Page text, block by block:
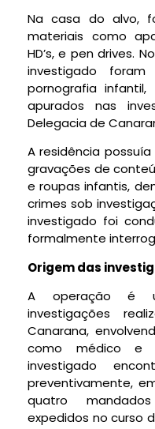
Na casa do alvo,
materiais como
HD’s, e pen drives.
investigado
pornografia
apurados nas
Delegacia de
A residência
gravações de
e roupas infantis,
crimes sob
investigado foi
formalmente
Origem das
A operação é
investigações
Canarana,
como médico e
investigado
preventivamente,
quatro
expedidos no curso